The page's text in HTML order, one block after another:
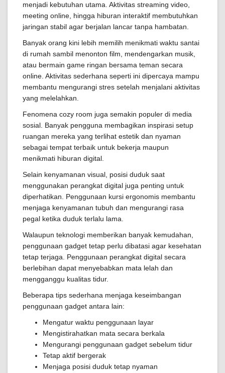
menjadi kebutuhan utama. Aktivitas streaming video,
meeting online, hingga hiburan interaktif membutuhkan
jaringan stabil agar berjalan lancar tanpa hambatan.
Banyak orang kini lebih memilih menikmati waktu santai
di rumah sambil menonton film, mendengarkan musik,
atau bermain game ringan bersama teman secara
online. Aktivitas sederhana seperti ini dipercaya mampu
membantu mengurangi stres setelah menjalani aktivitas
yang melelahkan.
Fenomena cozy room juga semakin populer di media
sosial. Banyak pengguna membagikan inspirasi setup
ruangan mereka yang terlihat estetik dan nyaman
sebagai tempat terbaik untuk bekerja maupun
menikmati hiburan digital.
Selain kenyamanan visual, posisi duduk saat
menggunakan perangkat digital juga penting untuk
diperhatikan. Penggunaan kursi ergonomis membantu
menjaga kenyamanan tubuh dan mengurangi rasa
pegal ketika duduk terlalu lama.
Walaupun teknologi memberikan banyak kemudahan,
penggunaan gadget tetap perlu dibatasi agar kesehatan
tetap terjaga. Penggunaan perangkat digital secara
berlebihan dapat menyebabkan mata lelah dan
mengganggu kualitas tidur.
Beberapa tips sederhana menjaga keseimbangan
penggunaan gadget antara lain:
Mengatur waktu penggunaan layar
Mengistirahatkan mata secara berkala
Mengurangi penggunaan gadget sebelum tidur
Tetap aktif bergerak
Menjaga posisi duduk tetap nyaman